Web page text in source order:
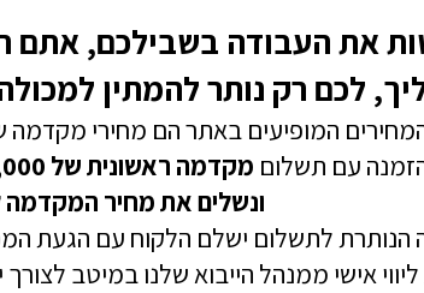
את העבודה בשבילכם, אתם
לכם רק נותר להמתין
המופיעים באתר הם מחירי
עם תשלום מקדמה ראשונית של 5,000 ש״ח
ונשלים את מחיר המקדמה ל25%
הנותרת לתשלום ישלם הלקוח עם הגעת
אישי ממנהל הייבוא שלנו במיטב